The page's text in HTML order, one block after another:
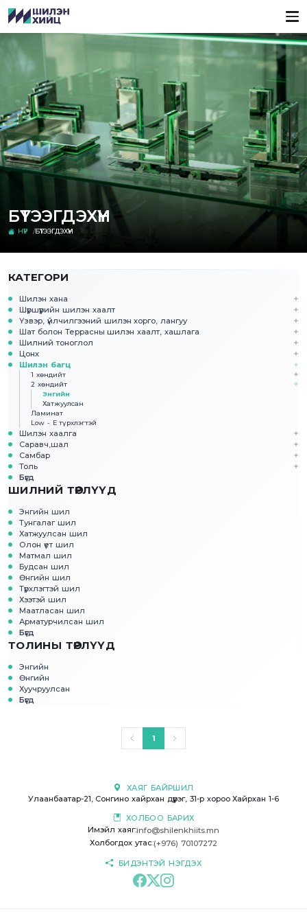
БҮТЭЭГДЭХҮҮН
НҮҮР БҮТЭЭГДЭХҮҮН
КАТЕГОРИ
Шилэн хана
Шүршүүрийн шилэн хаалт
Үзвэр, үйлчилгээний шилэн хорго, лангуу
Шат болон Террасны шилэн хаалт, хашлага
Шилний тоноглол
Цонх
Шилэн багц
1 хөндийт
2 хөндийт
Энгийн
Хатжуулсан
Ламинат
Low - E түрхлэгтэй
Шилэн хаалга
Саравч,шал
Самбар
Толь
Бүгд
ШИЛНИЙ ТӨРЛҮҮД
Энгийн шил
Тунгалаг шил
Хатжуулсан шил
Олон үет шил
Матмал шил
Будсан шил
Өнгийн шил
Түрхлэгтэй шил
Хээтэй шил
Маатласан шил
Арматурчилсан шил
Бүгд
ТОЛИНЫ ТӨРЛҮҮД
Энгийн
Өнгийн
Хуучруулсан
Бүгд
1
ХАЯГ БАЙРШИЛ
Улаанбаатар-21, Сонгино хайрхан дүүрэг, 31-р хороо Хайрхан 1-6
ХОЛБОО БАРИХ
Имэйл хаяг:info@shilenkhiits.mn
Холбогдох утас:(+976) 70107272
БИДЭНТЭЙ НЭГДЭХ